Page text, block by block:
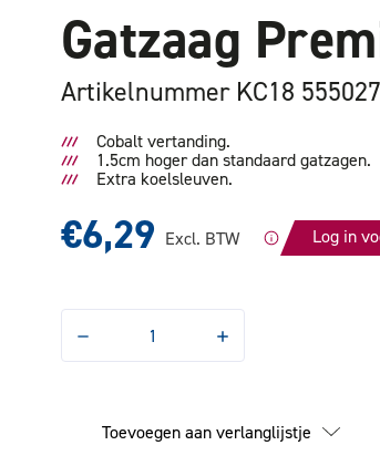
Gatzaag
Artikelnummer KC18 555027
Cobalt vertanding.
1.5cm hoger dan standaard gatzagen.
Extra koelsleuven.
€6,29 Excl. BTW Log in
Hoeveelheid
27mm
Hoeveelheid
27mm
Toevoegen aan verlanglijstje